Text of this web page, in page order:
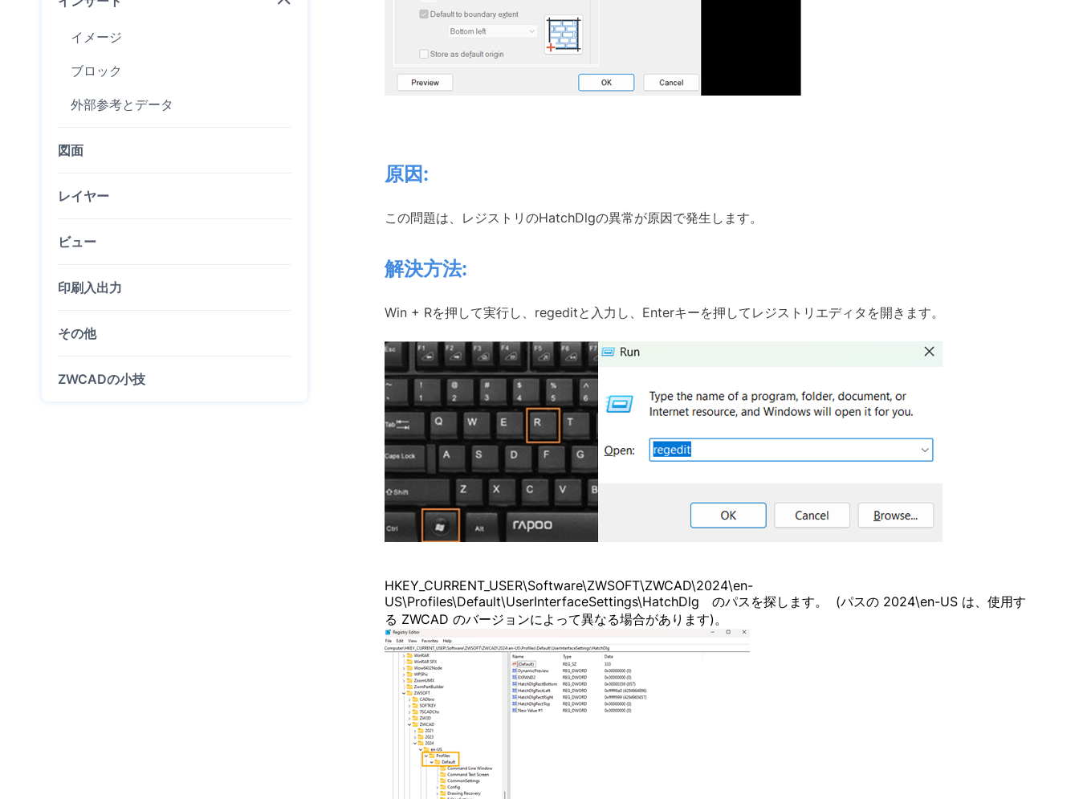
イメージ
ブロック
外部参考とデータ
図面
レイヤー
ビュー
印刷入出力
その他
ZWCADの小技
原因:
この問題は、レジストリのHatchDlgの異常が原因で発生します。
解決方法:
Win + Rを押して実行し、regeditと入力し、Enterキーを押してレジストリエディタを開きます。
HKEY_CURRENT_USER\Software\ZWSOFT\ZWCAD\2024\en-
US\Profiles\Default\UserInterfaceSettings\HatchDlg のパスを探します。 (パスの 2024\en-US は、使用す
る ZWCAD のバージョンによって異なる場合があります)。